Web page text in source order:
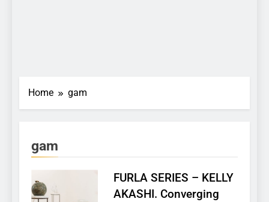
Home gam
gam
FURLA SERIES – KELLY
AKASHI. Converging